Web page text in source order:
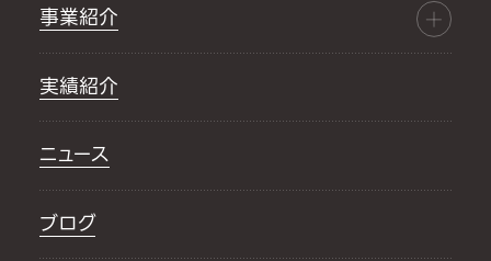
事業紹介
実績紹介
ニュース
ブログ